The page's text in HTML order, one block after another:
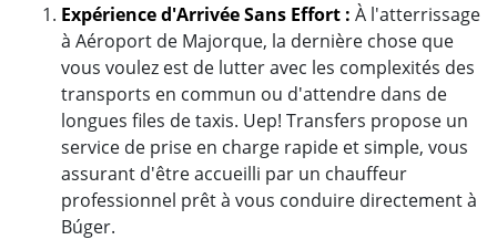
Expérience d'Arrivée Sans Effort : À l'atterrissage
à Aéroport de Majorque, la dernière chose que
vous voulez est de lutter avec les complexités des
transports en commun ou d'attendre dans de
longues files de taxis. Uep! Transfers propose un
service de prise en charge rapide et simple, vous
assurant d'être accueilli par un chauffeur
professionnel prêt à vous conduire directement à
Búger.